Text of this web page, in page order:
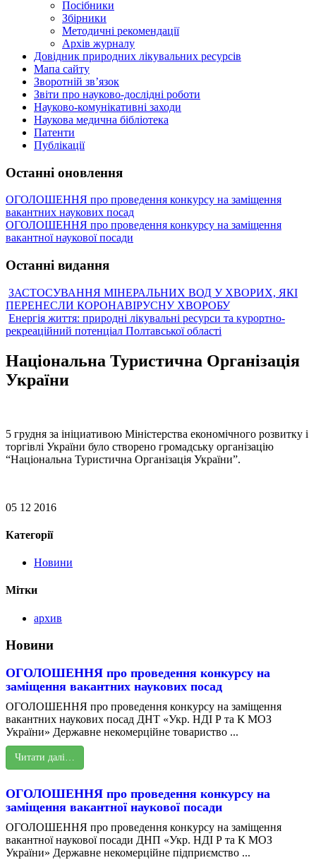
Посібники
Збірники
Методичні рекомендації
Архів журналу
Довідник природних лікувальних ресурсів
Мапа сайту
Зворотній зв’язок
Звіти про науково-дослідні роботи
Науково-комунікативні заходи
Наукова медична бібліотека
Патенти
Публікації
Останні оновлення
ОГОЛОШЕННЯ про проведення конкурсу на заміщення
вакантних наукових посад
ОГОЛОШЕННЯ про проведення конкурсу на заміщення
вакантної наукової посади
Останні видання
ЗАСТОСУВАННЯ МІНЕРАЛЬНИХ ВОД У ХВОРИХ, ЯКІ
ПЕРЕНЕСЛИ КОРОНАВІРУСНУ ХВОРОБУ
Енергія життя: природні лікувальні ресурси та курортно-
рекреаційний потенціал Полтавської області
Національна Туристична Організація
України
5 грудня за ініциативою Міністерства економічного розвитку і
торгівлі України було створено громадську організацію
“Національна Туристична Організація України”.
05 12 2016
Категорії
Новини
Мітки
архив
Новини
ОГОЛОШЕННЯ про проведення конкурсу на
заміщення вакантних наукових посад
ОГОЛОШЕННЯ про проведення конкурсу на заміщення
вакантних наукових посад ДНТ «Укр. НДІ Р та К МОЗ
України» Державне некомерційне товариство ...
Читати далі…
ОГОЛОШЕННЯ про проведення конкурсу на
заміщення вакантної наукової посади
ОГОЛОШЕННЯ про проведення конкурсу на заміщення
вакантної наукової посади ДНП «Укр. НДІ Р та К МОЗ
України» Державне некомерційне підприємство ...